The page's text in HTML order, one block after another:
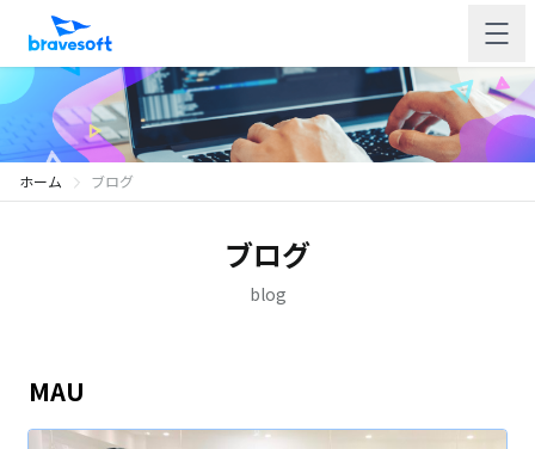
ホーム ブログ
ブログ
blog
MAU